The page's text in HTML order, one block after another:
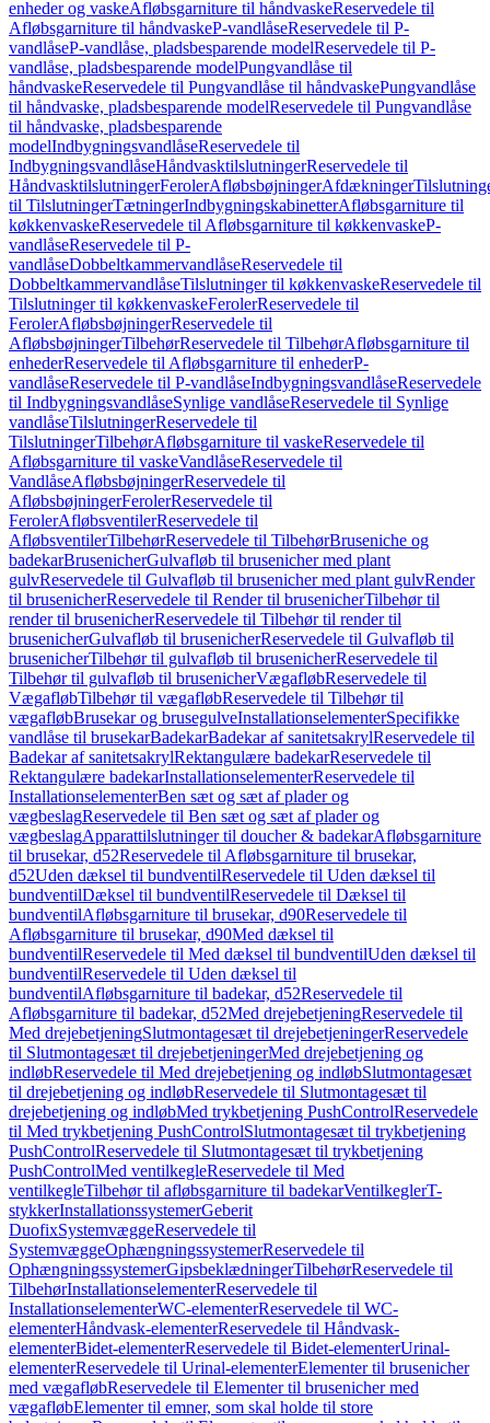
enheder og vaskeAfløbsgarniture til håndvaskeReservedele til
Afløbsgarniture til håndvaskeP-vandlåseReservedele til P-
vandlåseP-vandlåse, pladsbesparende modelReservedele til P-
vandlåse, pladsbesparende modelPungvandlåse til
håndvaskeReservedele til Pungvandlåse til håndvaskePungvandlåse
til håndvaske, pladsbesparende modelReservedele til Pungvandlåse
til håndvaske, pladsbesparende
modelIndbygningsvandlåseReservedele til
IndbygningsvandlåseHåndvasktilslutningerReservedele til
HåndvasktilslutningerFerolerAfløbsbøjningerAfdækninger
til TilslutningerTætningerIndbygningskabinetterAfløbsgarniture til
køkkenvaskeReservedele til Afløbsgarniture til køkkenvaskeP-
vandlåseReservedele til P-
vandlåseDobbeltkammervandlåseReservedele til
DobbeltkammervandlåseTilslutninger til køkkenvaskeReservedele til
Tilslutninger til køkkenvaskeFerolerReservedele til
FerolerAfløbsbøjningerReservedele til
AfløbsbøjningerTilbehørReservedele til TilbehørAfløbsgarniture til
enhederReservedele til Afløbsgarniture til enhederP-
vandlåseReservedele til P-vandlåseIndbygningsvandlåseReservedele
til IndbygningsvandlåseSynlige vandlåseReservedele til Synlige
vandlåseTilslutningerReservedele til
TilslutningerTilbehørAfløbsgarniture til vaskeReservedele til
Afløbsgarniture til vaskeVandlåseReservedele til
VandlåseAfløbsbøjningerReservedele til
AfløbsbøjningerFerolerReservedele til
FerolerAfløbsventilerReservedele til
AfløbsventilerTilbehørReservedele til TilbehørBruseniche og
badekarBrusenicherGulvafløb til brusenicher med plant
gulvReservedele til Gulvafløb til brusenicher med plant gulvRender
til brusenicherReservedele til Render til brusenicherTilbehør til
render til brusenicherReservedele til Tilbehør til render til
brusenicherGulvafløb til brusenicherReservedele til Gulvafløb til
brusenicherTilbehør til gulvafløb til brusenicherReservedele til
Tilbehør til gulvafløb til brusenicherVægafløbReservedele til
VægafløbTilbehør til vægafløbReservedele til Tilbehør til
vægafløbBrusekar og brusegulveInstallationselementerSpecifikke
vandlåse til brusekarBadekarBadekar af sanitetsakrylReservedele til
Badekar af sanitetsakrylRektangulære badekarReservedele til
Rektangulære badekarInstallationselementerReservedele til
InstallationselementerBen sæt og sæt af plader og
vægbeslagReservedele til Ben sæt og sæt af plader og
vægbeslagApparattilslutninger til doucher & badekarAfløbsgarniture
til brusekar, d52Reservedele til Afløbsgarniture til brusekar,
d52Uden dæksel til bundventilReservedele til Uden dæksel til
bundventilDæksel til bundventilReservedele til Dæksel til
bundventilAfløbsgarniture til brusekar, d90Reservedele til
Afløbsgarniture til brusekar, d90Med dæksel til
bundventilReservedele til Med dæksel til bundventilUden dæksel til
bundventilReservedele til Uden dæksel til
bundventilAfløbsgarniture til badekar, d52Reservedele til
Afløbsgarniture til badekar, d52Med drejebetjeningReservedele til
Med drejebetjeningSlutmontagesæt til drejebetjeningerReservedele
til Slutmontagesæt til drejebetjeningerMed drejebetjening og
indløbReservedele til Med drejebetjening og indløbSlutmontagesæt
til drejebetjening og indløbReservedele til Slutmontagesæt til
drejebetjening og indløbMed trykbetjening PushControlReservedele
til Med trykbetjening PushControlSlutmontagesæt til trykbetjening
PushControlReservedele til Slutmontagesæt til trykbetjening
PushControlMed ventilkegleReservedele til Med
ventilkegleTilbehør til afløbsgarniture til badekarVentilkeglerT-
stykkerInstallationssystemerGeberit
DuofixSystemvæggeReservedele til
SystemvæggeOphængningssystemerReservedele til
OphængningssystemerGipsbeklædningerTilbehørReservedele til
TilbehørInstallationselementerReservedele til
InstallationselementerWC-elementerReservedele til WC-
elementerHåndvask-elementerReservedele til Håndvask-
elementerBidet-elementerReservedele til Bidet-elementerUrinal-
elementerReservedele til Urinal-elementerElementer til brusenicher
med vægafløbReservedele til Elementer til brusenicher med
vægafløbElementer til emner, som skal holde til store